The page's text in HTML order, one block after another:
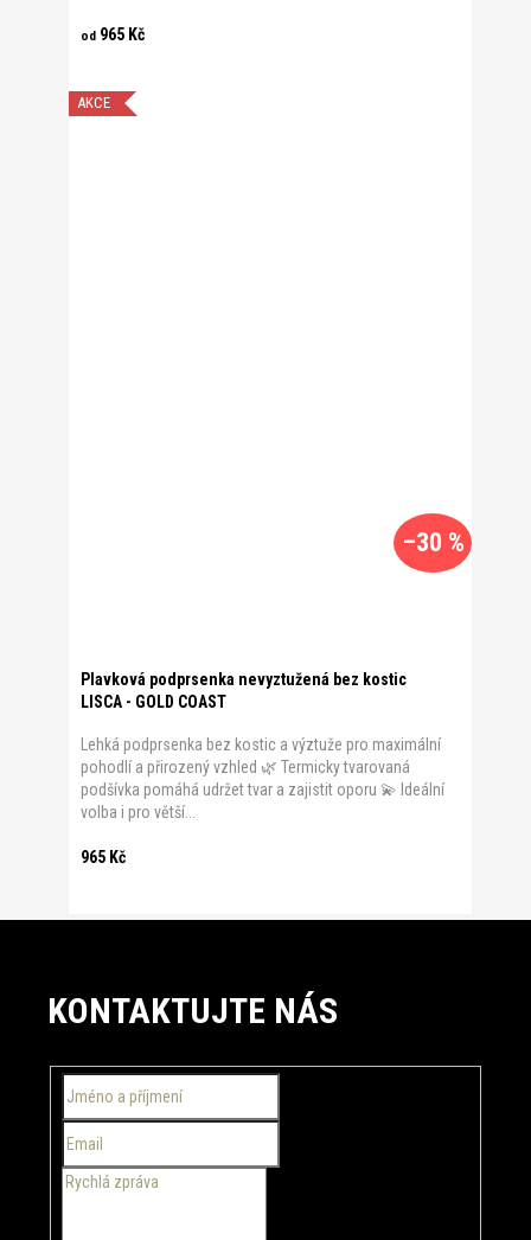
od965 Kč
AKCE
–30 %
Plavková podprsenka nevyztužená bez kostic
LISCA - GOLD COAST
965 Kč
Lehká podprsenka bez kostic a výztuže pro maximální
pohodlí a přirozený vzhled 🌿 Termicky tvarovaná
podšívka pomáhá udržet tvar a zajistit oporu 💫 Ideální
volba i pro větší...
KONTAKTUJTE NÁS